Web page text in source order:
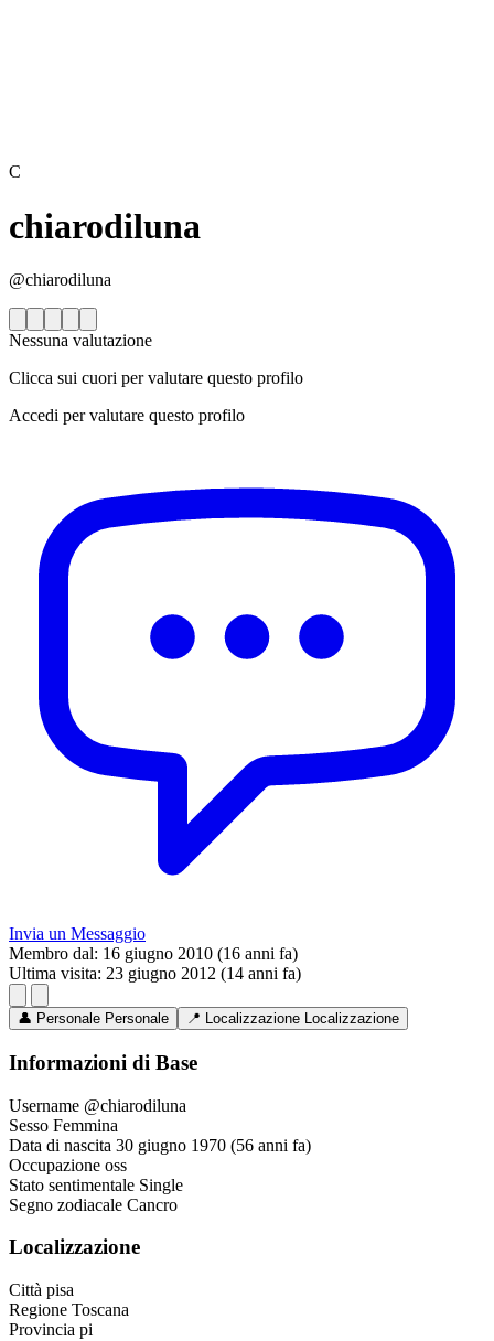
C
chiarodiluna
@chiarodiluna
Nessuna valutazione
Clicca sui cuori per valutare questo profilo
Accedi per valutare questo profilo
Invia un Messaggio
Membro dal: 16 giugno 2010 (16 anni fa)
Ultima visita: 23 giugno 2012 (14 anni fa)
👤 Personale Personale 📍 Localizzazione Localizzazione
Informazioni di Base
Username @chiarodiluna
Sesso Femmina
Data di nascita 30 giugno 1970 (56 anni fa)
Occupazione oss
Stato sentimentale Single
Segno zodiacale Cancro
Localizzazione
Città pisa
Regione Toscana
Provincia pi